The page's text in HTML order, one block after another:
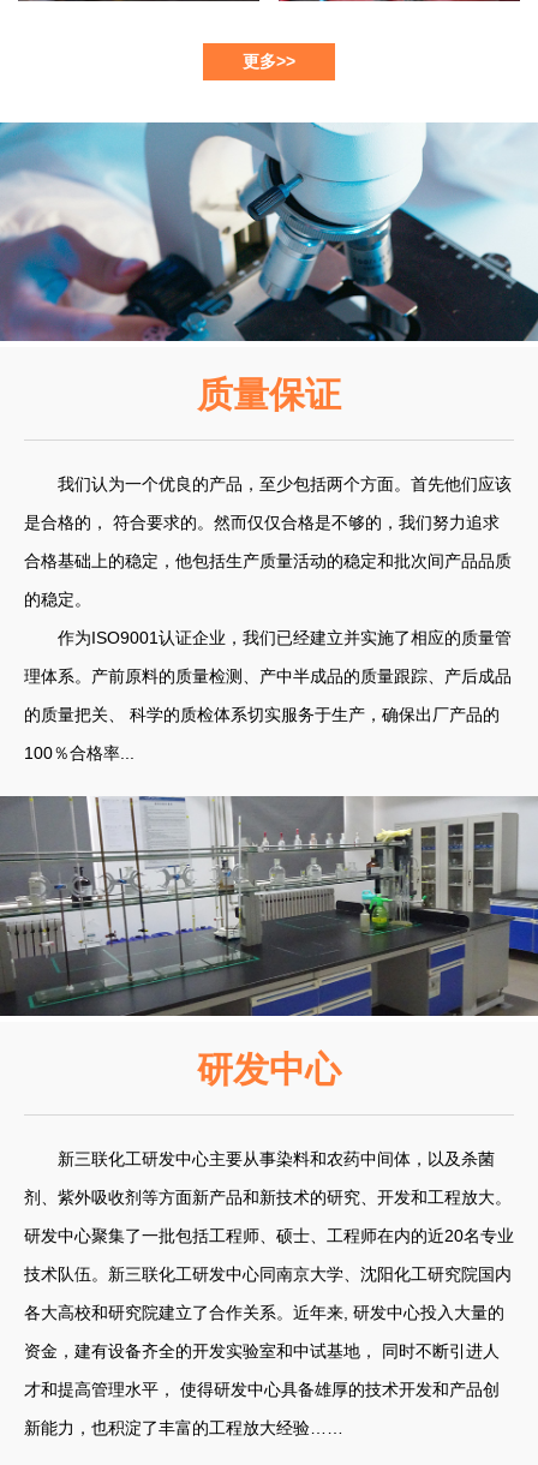
更多>>
质量保证
我们认为一个优良的产品，至少包括两个方面。首先他们应该
是合格的， 符合要求的。然而仅仅合格是不够的，我们努力追求
合格基础上的稳定，他包括生产质量活动的稳定和批次间产品品质
的稳定。
作为ISO9001认证企业，我们已经建立并实施了相应的质量管
理体系。产前原料的质量检测、产中半成品的质量跟踪、产后成品
的质量把关、 科学的质检体系切实服务于生产，确保出厂产品的
100％合格率...
研发中心
新三联化工研发中心主要从事染料和农药中间体，以及杀菌
剂、紫外吸收剂等方面新产品和新技术的研究、开发和工程放大。
研发中心聚集了一批包括工程师、硕士、工程师在内的近20名专业
技术队伍。新三联化工研发中心同南京大学、沈阳化工研究院国内
各大高校和研究院建立了合作关系。近年来, 研发中心投入大量的
资金，建有设备齐全的开发实验室和中试基地， 同时不断引进人
才和提高管理水平， 使得研发中心具备雄厚的技术开发和产品创
新能力，也积淀了丰富的工程放大经验……